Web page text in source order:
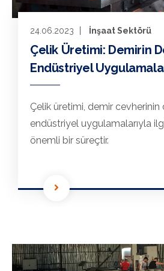
24.06.2023 İnşaat Sektörü
Çelik Üretimi: Demirin
Endüstriyel
Çelik üretimi, demir
endüstriyel uygulamalarıyla
önemli bir süreçtir.